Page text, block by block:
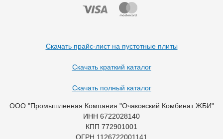
Скачать прайс-лист на пустотные плиты
Скачать краткий каталог
Скачать полный каталог
ООО "Промышленная Компания "Очаковский Комбинат ЖБИ"
ИНН 6722028140
КПП 772901001
ОГРН 1126722001141